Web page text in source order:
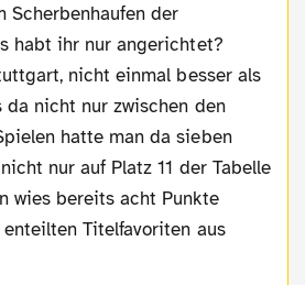
Scherbenhaufen der
habt ihr nur angerichtet?
nicht einmal besser als
da nicht nur zwischen den
hatte man da sieben
nur auf Platz 11 der Tabelle
wies bereits acht Punkte
Titelfavoriten aus